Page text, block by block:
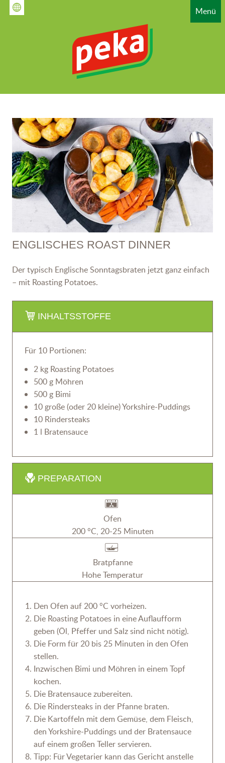
Direkt
zum
Menü
HAUPTNAVIGATION
ENGLISCHES ROAST DINNER
Der typisch Englische Sonntagsbraten jetzt ganz einfach
– mit Roasting Potatoes.
INHALTSSTOFFE
Für 10 Portionen:
2 kg Roasting Potatoes
500 g Möhren
500 g Bimi
10 große (oder 20 kleine) Yorkshire-Puddings
10 Rindersteaks
1 l Bratensauce
PREPARATION
Ofen
200 °C, 20-25 Minuten
Bratpfanne
Hohe Temperatur
Den Ofen auf 200 °C vorheizen.
Die Roasting Potatoes in eine Auflaufform
geben (Öl, Pfeffer und Salz sind nicht nötig).
Die Form für 20 bis 25 Minuten in den Ofen
stellen.
Inzwischen Bimi und Möhren in einem Topf
kochen.
Die Bratensauce zubereiten.
Die Rindersteaks in der Pfanne braten.
Die Kartoffeln mit dem Gemüse, dem Fleisch,
den Yorkshire-Puddings und der Bratensauce
auf einem großen Teller servieren.
Tipp: Für Vegetarier kann das Gericht anstelle